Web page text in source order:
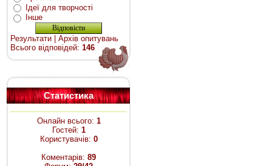
Ідеї для творчості
Інше
Результати | Архів опитувань
Всього відповідей: 146
Статистика
Онлайн всього: 1
Гостей: 1
Користувачів: 0
Коментарів: 89